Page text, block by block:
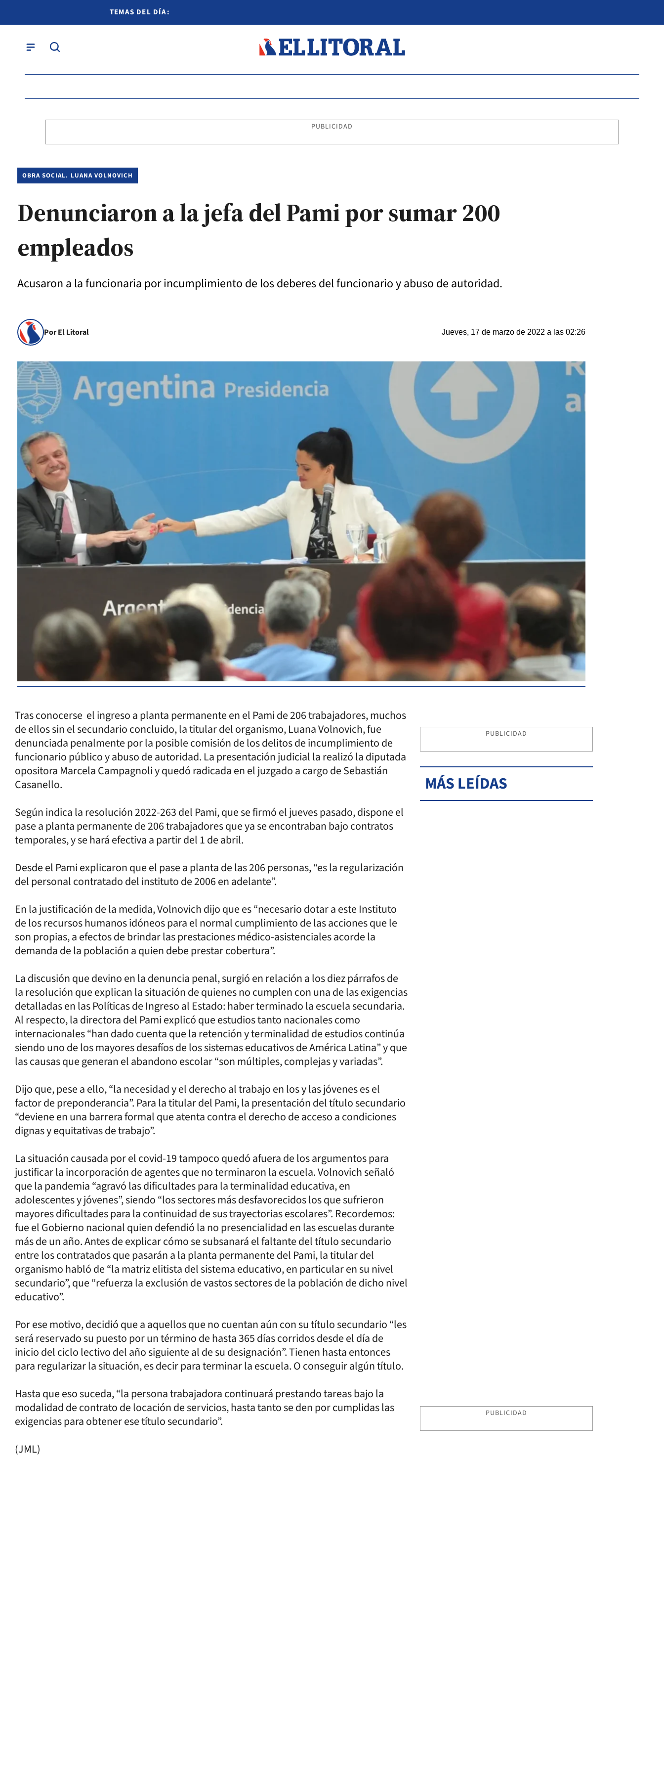
TEMAS DEL DÍA:
PUBLICIDAD
OBRA SOCIAL. LUANA VOLNOVICH
Denunciaron a la jefa del Pami por sumar 200
empleados
Acusaron a la funcionaria por incumplimiento de los deberes del funcionario y abuso de autoridad.
Por El Litoral Jueves, 17 de marzo de 2022 a las 02:26
Tras conocerse el ingreso a planta permanente en el Pami de 206 trabajadores, muchos
de ellos sin el secundario concluido, la titular del organismo, Luana Volnovich, fue
denunciada penalmente por la posible comisión de los delitos de incumplimiento de
funcionario público y abuso de autoridad. La presentación judicial la realizó la diputada
opositora Marcela Campagnoli y quedó radicada en el juzgado a cargo de Sebastián
Casanello.
Según indica la resolución 2022-263 del Pami, que se firmó el jueves pasado, dispone el
pase a planta permanente de 206 trabajadores que ya se encontraban bajo contratos
temporales, y se hará efectiva a partir del 1 de abril.
Desde el Pami explicaron que el pase a planta de las 206 personas, “es la regularización
del personal contratado del instituto de 2006 en adelante”.
En la justificación de la medida, Volnovich dijo que es “necesario dotar a este Instituto
de los recursos humanos idóneos para el normal cumplimiento de las acciones que le
son propias, a efectos de brindar las prestaciones médico-asistenciales acorde la
demanda de la población a quien debe prestar cobertura”.
La discusión que devino en la denuncia penal, surgió en relación a los diez párrafos de
la resolución que explican la situación de quienes no cumplen con una de las exigencias
detalladas en las Políticas de Ingreso al Estado: haber terminado la escuela secundaria.
Al respecto, la directora del Pami explicó que estudios tanto nacionales como
internacionales “han dado cuenta que la retención y terminalidad de estudios continúa
siendo uno de los mayores desafíos de los sistemas educativos de América Latina” y que
las causas que generan el abandono escolar “son múltiples, complejas y variadas”.
Dijo que, pese a ello, “la necesidad y el derecho al trabajo en los y las jóvenes es el
factor de preponderancia”. Para la titular del Pami, la presentación del título secundario
“deviene en una barrera formal que atenta contra el derecho de acceso a condiciones
dignas y equitativas de trabajo”.
La situación causada por el covid-19 tampoco quedó afuera de los argumentos para
justificar la incorporación de agentes que no terminaron la escuela. Volnovich señaló
que la pandemia “agravó las dificultades para la terminalidad educativa, en
adolescentes y jóvenes”, siendo “los sectores más desfavorecidos los que sufrieron
mayores dificultades para la continuidad de sus trayectorias escolares”. Recordemos:
fue el Gobierno nacional quien defendió la no presencialidad en las escuelas durante
más de un año. Antes de explicar cómo se subsanará el faltante del título secundario
entre los contratados que pasarán a la planta permanente del Pami, la titular del
organismo habló de “la matriz elitista del sistema educativo, en particular en su nivel
secundario”, que “refuerza la exclusión de vastos sectores de la población de dicho nivel
educativo”.
Por ese motivo, decidió que a aquellos que no cuentan aún con su título secundario “les
será reservado su puesto por un término de hasta 365 días corridos desde el día de
inicio del ciclo lectivo del año siguiente al de su designación”. Tienen hasta entonces
para regularizar la situación, es decir para terminar la escuela. O conseguir algún título.
Hasta que eso suceda, “la persona trabajadora continuará prestando tareas bajo la
modalidad de contrato de locación de servicios, hasta tanto se den por cumplidas las
exigencias para obtener ese título secundario”.
(JML)
PUBLICIDAD
MÁS LEÍDAS
PUBLICIDAD